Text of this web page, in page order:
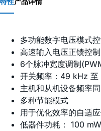
多功能数字电压模式
高速输入电压正馈控制
6个脉冲宽度调制
开关频率：49 kHz
主机和从机设备频率
多种节能模式
用于优化效率的自适
低器件功耗： 100 mW